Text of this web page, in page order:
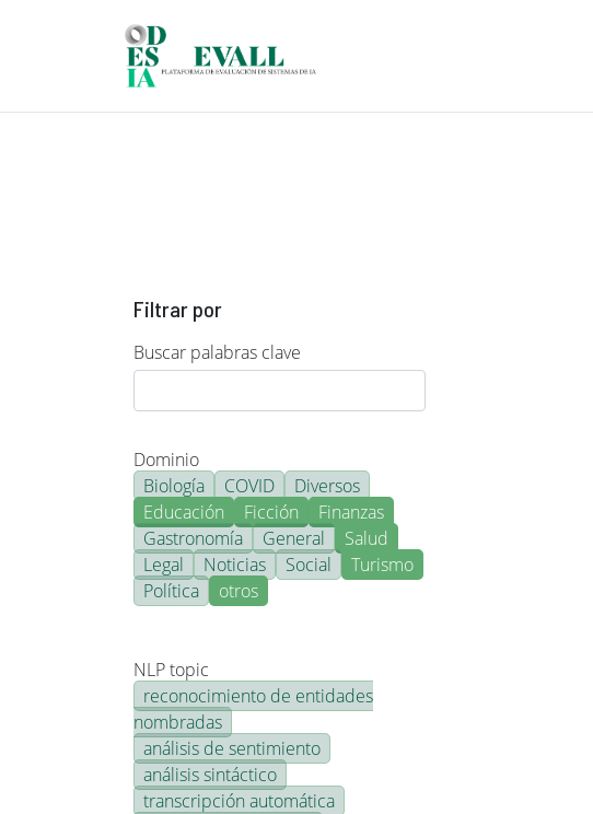
Filtrar por
Buscar palabras clave
Dominio
Biología
COVID
Diversos
Educación
Ficción
Finanzas
Gastronomía
General
Salud
Legal
Noticias Social
Turismo
Política
otros
NLP topic
reconocimiento de entidades
nombradas
análisis de sentimiento
análisis sintáctico
transcripción automática